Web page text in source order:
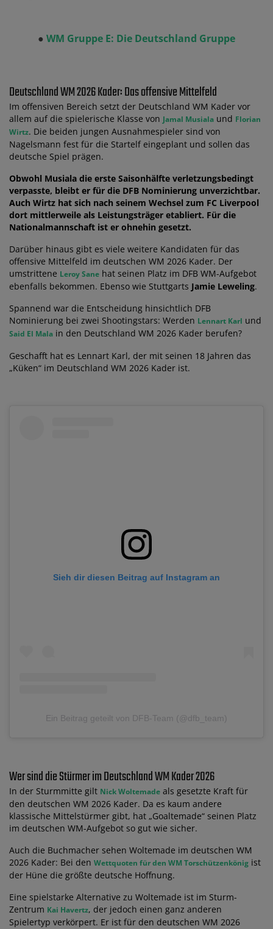
● WM Gruppe E: Die Deutschland Gruppe
Deutschland WM 2026 Kader: Das offensive Mittelfeld
Im offensiven Bereich setzt der Deutschland WM Kader vor
allem auf die spielerische Klasse von Jamal Musiala und Florian
Wirtz. Die beiden jungen Ausnahmespieler sind von
Nagelsmann fest für die Startelf eingeplant und sollen das
deutsche Spiel prägen.
Obwohl Musiala die erste Saisonhälfte verletzungsbedingt
verpasste, bleibt er für die DFB Nominierung unverzichtbar.
Auch Wirtz hat sich nach seinem Wechsel zum FC Liverpool
dort mittlerweile als Leistungsträger etabliert. Für die
Nationalmannschaft ist er ohnehin gesetzt.
Darüber hinaus gibt es viele weitere Kandidaten für das
offensive Mittelfeld im deutschen WM 2026 Kader. Der
umstrittene Leroy Sane hat seinen Platz im DFB WM-Aufgebot
ebenfalls bekommen. Ebenso wie Stuttgarts Jamie Leweling.
Spannend war die Entscheidung hinsichtlich DFB
Nominierung bei zwei Shootingstars: Werden Lennart Karl und
Said El Mala in den Deutschland WM 2026 Kader berufen?
Geschafft hat es Lennart Karl, der mit seinen 18 Jahren das
„Küken“ im Deutschland WM 2026 Kader ist.
Sieh dir diesen Beitrag auf Instagram an
Ein Beitrag geteilt von DFB-Team (@dfb_team)
Wer sind die Stürmer im Deutschland WM Kader 2026
In der Sturmmitte gilt Nick Woltemade als gesetzte Kraft für
den deutschen WM 2026 Kader. Da es kaum andere
klassische Mittelstürmer gibt, hat „Goaltemade“ seinen Platz
im deutschen WM-Aufgebot so gut wie sicher.
Auch die Buchmacher sehen Woltemade im deutschen WM
2026 Kader: Bei den Wettquoten für den WM Torschützenkönig ist
der Hüne die größte deutsche Hoffnung.
Eine spielstarke Alternative zu Woltemade ist im Sturm-
Zentrum Kai Havertz, der jedoch einen ganz anderen
Spielertyp verkörpert. Er ist für den deutschen WM 2026